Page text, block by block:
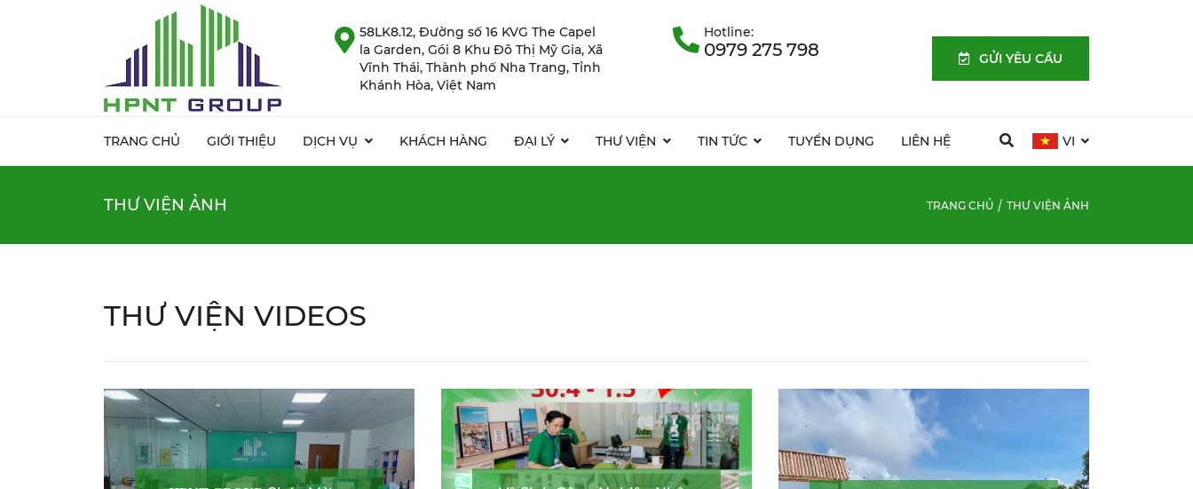
TRANG CHỦ GIỚI THIỆU DỊCH VỤ KHÁCH HÀNG ĐẠI LÝ THƯ VIỆN TIN TỨC TUYỂN DỤNG LIÊN HỆ VI
58LK8.12, Đường số 16 KVG The Capel
la Garden, Gói 8 Khu Đô Thị Mỹ Gia, Xã
Vĩnh Thái, Thành phố Nha Trang, Tỉnh
Khánh Hòa, Việt Nam
Hotline:
0979 275 798 GỬI YÊU CẦU
THƯ VIỆN ẢNH TRANG CHỦ THƯ VIỆN ẢNH
THƯ VIỆN VIDEOS